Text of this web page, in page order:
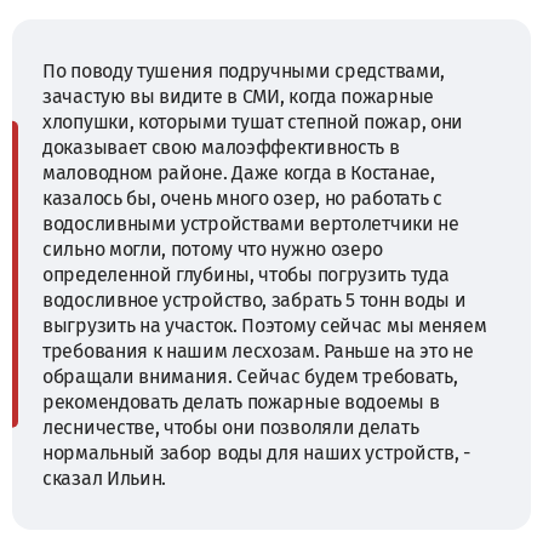
По поводу тушения подручными средствами,
зачастую вы видите в СМИ, когда пожарные
хлопушки, которыми тушат степной пожар, они
доказывает свою малоэффективность в
маловодном районе. Даже когда в Костанае,
казалось бы, очень много озер, но работать с
водосливными устройствами вертолетчики не
сильно могли, потому что нужно озеро
определенной глубины, чтобы погрузить туда
водосливное устройство, забрать 5 тонн воды и
выгрузить на участок. Поэтому сейчас мы меняем
требования к нашим лесхозам. Раньше на это не
обращали внимания. Сейчас будем требовать,
рекомендовать делать пожарные водоемы в
лесничестве, чтобы они позволяли делать
нормальный забор воды для наших устройств, -
сказал Ильин.